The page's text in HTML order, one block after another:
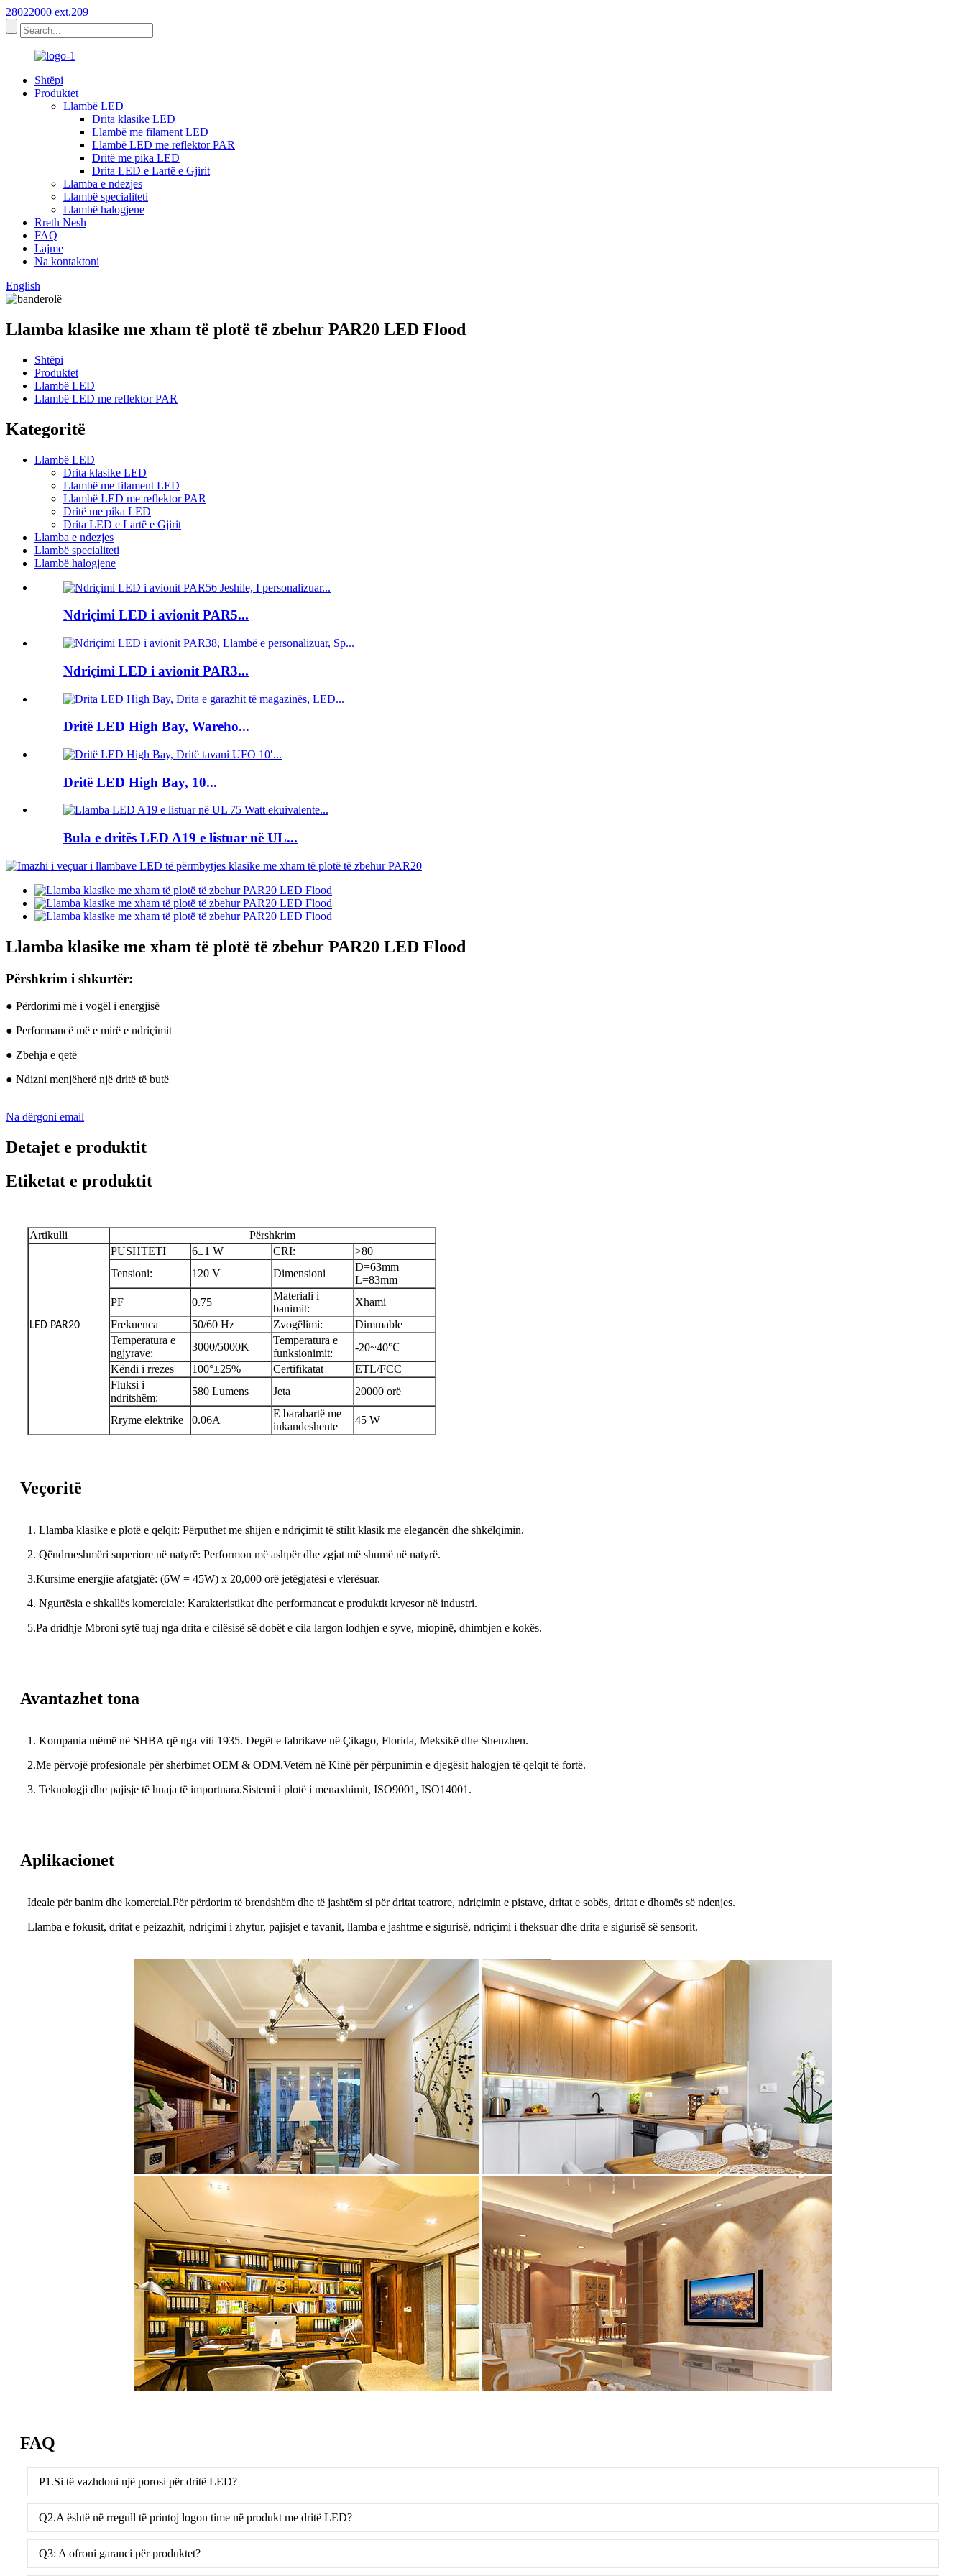
28022000 ext.209
Shtëpi
Produktet
Llambë LED
Drita klasike LED
Llambë me filament LED
Llambë LED me reflektor PAR
Dritë me pika LED
Drita LED e Lartë e Gjirit
Llamba e ndezjes
Llambë specialiteti
Llambë halogjene
Rreth Nesh
FAQ
Lajme
Na kontaktoni
English
Llamba klasike me xham të plotë të zbehur PAR20 LED Flood
Shtëpi
Produktet
Llambë LED
Llambë LED me reflektor PAR
Kategoritë
Llambë LED
Drita klasike LED
Llambë me filament LED
Llambë LED me reflektor PAR
Dritë me pika LED
Drita LED e Lartë e Gjirit
Llamba e ndezjes
Llambë specialiteti
Llambë halogjene
Ndriçimi LED i avionit PAR5...
Ndriçimi LED i avionit PAR3...
Dritë LED High Bay, Wareho...
Dritë LED High Bay, 10...
Bula e dritës LED A19 e listuar në UL...
Llamba klasike me xham të plotë të zbehur PAR20 LED Flood
Përshkrim i shkurtër:
● Përdorimi më i vogël i energjisë
● Performancë më e mirë e ndriçimit
● Zbehja e qetë
● Ndizni menjëherë një dritë të butë
Na dërgoni email
Detajet e produktit
Etiketat e produktit
Artikulli Përshkrim
LED PAR20
PUSHTETI 6±1 W CRI:
>80
Tensioni:
120 V Dimensioni
D=63mm
L=83mm
PF
0.75
Materiali i
banimit:
Xhami
Frekuenca
50/60 Hz Zvogëlimi:
Dimmable
Temperatura e
ngjyrave:
3000/5000K
Temperatura e
funksionimit:
-20~40℃
Këndi i rrezes
100°±25% Certifikatat
ETL/FCC
Fluksi i
ndritshëm:
580 Lumens Jeta 20000 orë
Rryme elektrike 0.06A
E barabartë me
inkandeshente
45 W
Veçoritë
1. Llamba klasike e plotë e qelqit: Përputhet me shijen e ndriçimit të stilit klasik me elegancën dhe shkëlqimin.
2. Qëndrueshmëri superiore në natyrë: Performon më ashpër dhe zgjat më shumë në natyrë.
3.Kursime energjie afatgjatë: (6W = 45W) x 20,000 orë jetëgjatësi e vlerësuar.
4. Ngurtësia e shkallës komerciale: Karakteristikat dhe performancat e produktit kryesor në industri.
5.Pa dridhje Mbroni sytë tuaj nga drita e cilësisë së dobët e cila largon lodhjen e syve, miopinë, dhimbjen e kokës.
Avantazhet tona
1. Kompania mëmë në SHBA që nga viti 1935. Degët e fabrikave në Çikago, Florida, Meksikë dhe Shenzhen.
2.Me përvojë profesionale për shërbimet OEM & ODM.Vetëm në Kinë për përpunimin e djegësit halogjen të qelqit të fortë.
3. Teknologji dhe pajisje të huaja të importuara.Sistemi i plotë i menaxhimit, ISO9001, ISO14001.
Aplikacionet
Ideale për banim dhe komercial.Për përdorim të brendshëm dhe të jashtëm si për dritat teatrore, ndriçimin e pistave, dritat e sobës, dritat e dhomës së ndenjes.
Llamba e fokusit, dritat e peizazhit, ndriçimi i zhytur, pajisjet e tavanit, llamba e jashtme e sigurisë, ndriçimi i theksuar dhe drita e sigurisë së sensorit.
FAQ
P1.Si të vazhdoni një porosi për dritë LED?
Q2.A është në rregull të printoj logon time në produkt me dritë LED?
Q3: A ofroni garanci për produktet?